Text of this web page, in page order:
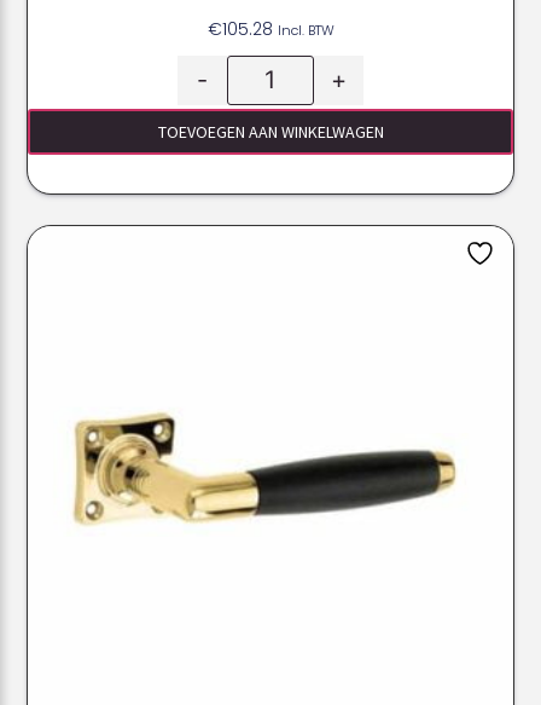
€105.28 Incl. BTW
- +
TOEVOEGEN AAN WINKELWAGEN